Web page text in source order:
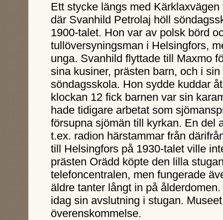
Ett stycke längs med
där Svanhild Petrolaj höll
1900-talet. Hon var av polsk börd
tullöversyningsman i Helsingfors,
unga. Svanhild flyttade till Maxmo
sina kusiner, prästen barn, och i
söndagsskola. Hon sydde kuddar
klockan 12 fick barnen var sin
hade tidigare arbetat som
försupna sjömän till kyrkan. En del
t.ex. radion härstammar från
till Helsingfors på 1930-talet ville
prästen Orädd köpte den lilla
telefoncentralen, men fungerade
äldre tanter långt in på
idag sin avslutning i stugan.
överenskommelse.